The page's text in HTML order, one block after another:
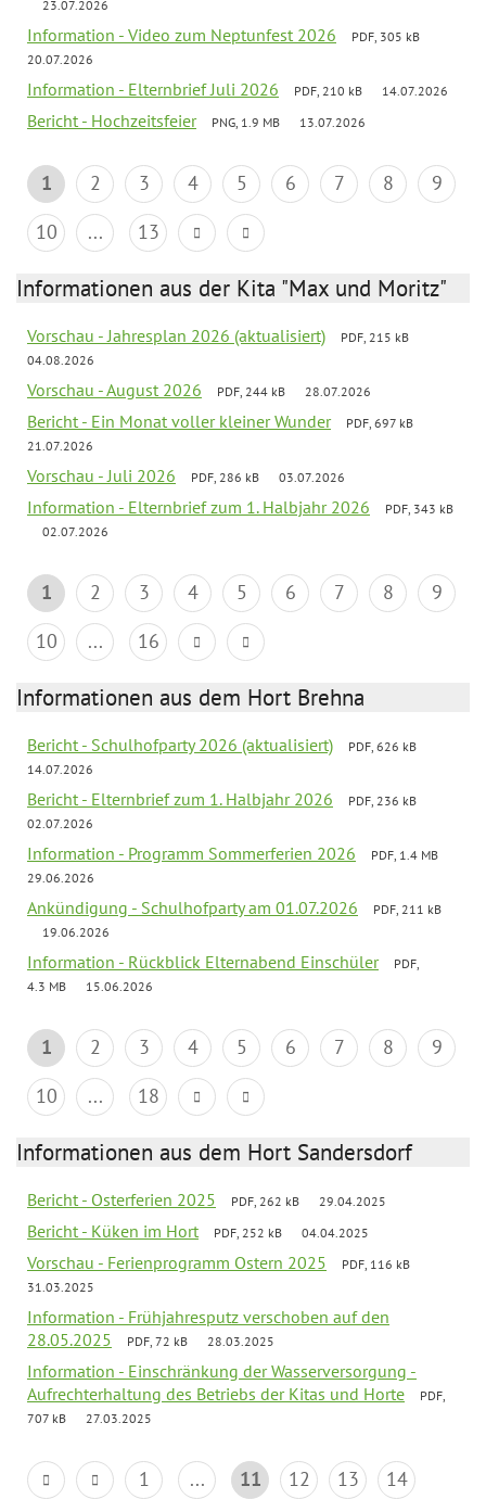
23.07.2026
Information - Video zum Neptunfest 2026
PDF, 305 kB
20.07.2026
Information - Elternbrief Juli 2026 PDF, 210 kB 14.07.2026
Bericht - Hochzeitsfeier PNG, 1.9 MB 13.07.2026
1 2 3 4 5 6 7 8
9
10
... 13
Informationen aus der Kita "Max und Moritz"
Vorschau - Jahresplan 2026 (aktualisiert)
PDF, 215 kB
04.08.2026
Vorschau - August 2026 PDF, 244 kB 28.07.2026
Bericht - Ein Monat voller kleiner Wunder
PDF, 697 kB
21.07.2026
Vorschau - Juli 2026 PDF, 286 kB 03.07.2026
Information - Elternbrief zum 1. Halbjahr 2026
PDF, 343 kB
02.07.2026
1 2 3 4 5 6 7 8
9
10
... 16
Informationen aus dem Hort Brehna
Bericht - Schulhofparty 2026 (aktualisiert)
PDF, 626 kB
14.07.2026
Bericht - Elternbrief zum 1. Halbjahr 2026
PDF, 236 kB
02.07.2026
Information - Programm Sommerferien 2026
PDF, 1.4 MB
29.06.2026
Ankündigung - Schulhofparty am 01.07.2026
PDF, 211 kB
19.06.2026
Information - Rückblick Elternabend Einschüler
PDF,
4.3 MB
15.06.2026
1 2 3 4 5 6 7 8
9
10
... 18
Informationen aus dem Hort Sandersdorf
Bericht - Osterferien 2025 PDF, 262 kB 29.04.2025
Bericht - Küken im Hort PDF, 252 kB 04.04.2025
Vorschau - Ferienprogramm Ostern 2025
PDF, 116 kB
31.03.2025
Information - Frühjahresputz verschoben auf den
28.05.2025
PDF, 72 kB 28.03.2025
Information - Einschränkung der Wasserversorgung -
Aufrechterhaltung des Betriebs der Kitas und Horte
PDF,
707 kB
27.03.2025
1 ... 11 12 13
14